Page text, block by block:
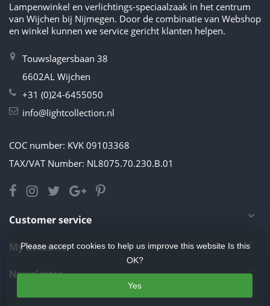
Lampenwinkel en verlichtings-speciaalzaak in het centrum
van Wijchen bij Nijmegen. Door de combinatie van Webshop
en winkel kunnen we service gericht klanten helpen.
Touwslagersbaan 38
6602AL Wijchen
+31 (0)24-6455050
info@lightcollection.nl
COC number: KVK 09103368
TAX/VAT Number: NL8075.70.230.B.01
Customer service
My account
Newsletter
Please accept cookies to help us improve this website Is this
OK?
Yes